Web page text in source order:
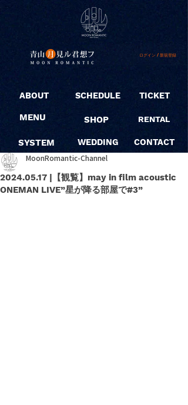
ログイン / 新規登録
ABOUT
MENU
SYSTEM
SCHEDULE
SHOP
WEDDING
TICKET
RENTAL
CONTACT
2024.05.17 |【観覧】may in film acoustic
ONEMAN LIVE”星が降る部屋で#3”
MoonRomantic-Channel